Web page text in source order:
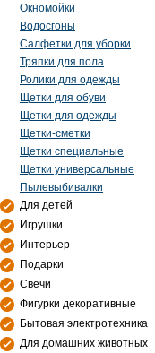
Окномойки
Водосгоны
Салфетки для уборки
Тряпки для пола
Ролики для одежды
Щетки для обуви
Щетки для одежды
Щетки-сметки
Щетки специальные
Щетки универсальные
Пылевыбивалки
Для детей
Игрушки
Интерьер
Подарки
Свечи
Фигурки декоративные
Бытовая электротехника
Для домашних животных